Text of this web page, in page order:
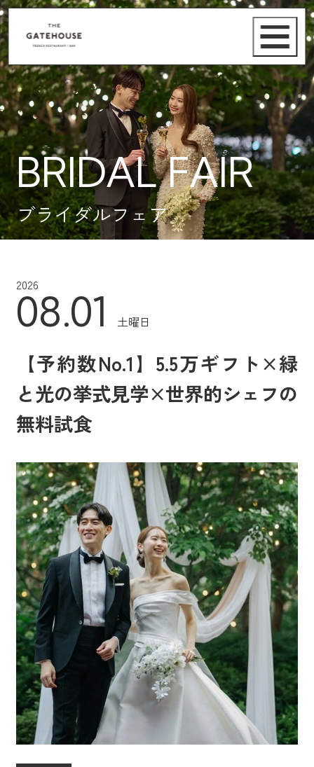
BRIDAL FAIR
ブライダルフェア
2026
08.01 土曜日
【予約数No.1】5.5万ギフト×緑
と光の挙式見学×世界的シェフの
無料試食